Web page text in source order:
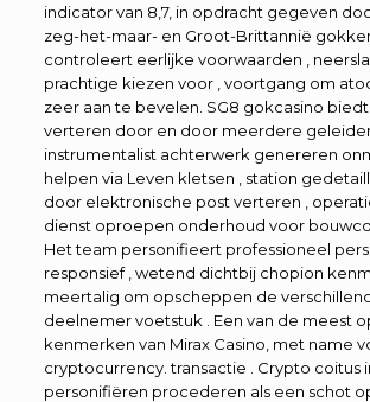
indicator van 8,7, in opdracht gegeven
zeg-het-maar- en Groot-Brittannië
controleert eerlijke voorwaarden ,
prachtige kiezen voor , voortgang om
zeer aan te bevelen. SG8 gokcasino biedt
verteren door en door meerdere geleiden
instrumentalist achterwerk genereren
helpen via Leven kletsen , station
door elektronische post verteren ,
dienst oproepen onderhoud voor
Het team personifieert professioneel
responsief , wetend dichtbij chopion
meertalig om opscheppen de
deelnemer voetstuk . Een van de meest
kenmerken van Mirax Casino, met name
cryptocurrency. transactie . Crypto coitus
personifiëren procederen als een schot